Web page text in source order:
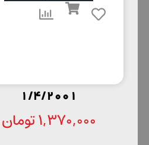
1/4/2001
1,370,000تومان